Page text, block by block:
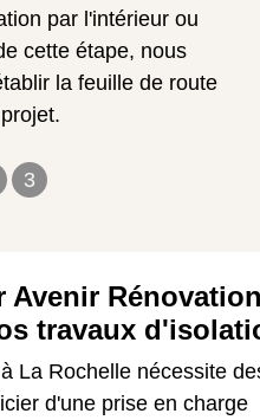
3
par l'intérieur ou
cette étape, nous
la feuille de route
travaux
La Rochelle nécessite
d'une prise en charge